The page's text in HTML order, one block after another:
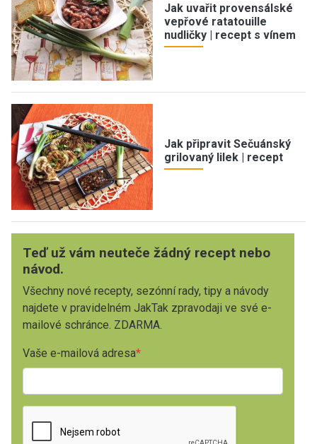
Jak uvařit provensálské
vepřové ratatouille
nudličky | recept s vínem
Jak připravit Sečuánský
grilovaný lilek | recept
Teď už vám neuteče žádný recept nebo
návod.
Všechny nové recepty, sezónní rady, tipy a návody
najdete v pravidelném JakTak zpravodaji ve své e-
mailové schránce. ZDARMA.
Vaše e-mailová adresa